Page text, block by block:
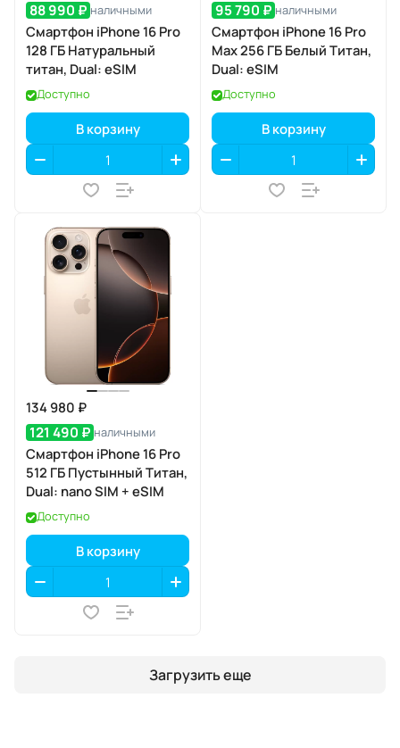
88 990 ₽ наличными
Смартфон iPhone 16 Pro
128 ГБ Натуральный
титан, Dual: eSIM
Доступно
В корзину
95 790 ₽ наличными
Смартфон iPhone 16 Pro
Max 256 ГБ Белый Титан,
Dual: eSIM
Доступно
В корзину
134 980 ₽
121 490 ₽ наличными
Смартфон iPhone 16 Pro
512 ГБ Пустынный Титан,
Dual: nano SIM + eSIM
Доступно
В корзину
Загрузить еще